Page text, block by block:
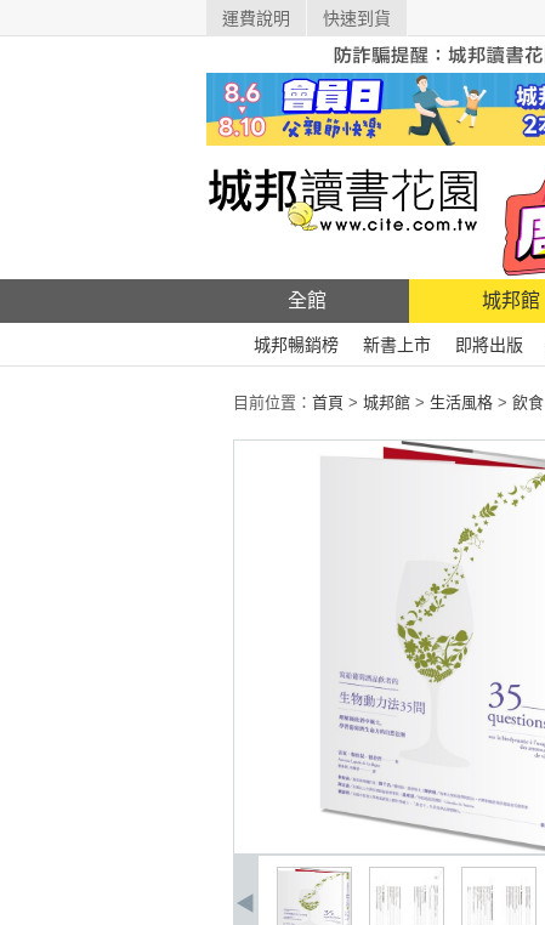
運費說明 快速到貨
全館 城邦館
城邦暢銷榜 新書上市 即將出版
目前位置： 首頁 > 城邦館 > 生活風格 > 飲食